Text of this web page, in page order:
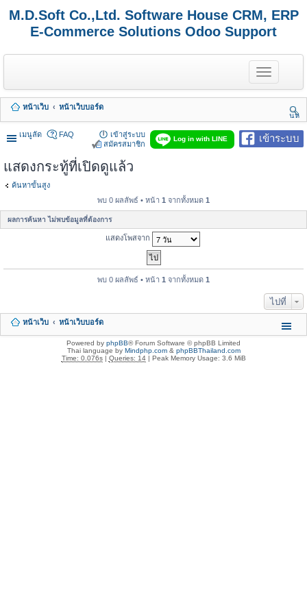
M.D.Soft Co.,Ltd. Software House CRM, ERP
E-Commerce Solutions Odoo Support
T
o
g
e
n
a
n
หน้าเว็บ
หน้าเว็บบอร์ด
นห
า
เมนูลัด
เข้าระบบ
Log in with LINE
FAQ
เข้าสู่ระบบ
สมัครสมาชิก
แสดงกระทู้ที่เปิดดูแล้ว
ค้นหาขั้นสูง
พบ 0 ผลลัพธ์ • หน้า 1 จากทั้งหมด 1
ผลการค้นหา ไม่พบข้อมูลที่ต้องการ
แสดงโพสจาก
พบ 0 ผลลัพธ์ • หน้า 1 จากทั้งหมด 1
ไปที่
หน้าเว็บ หน้าเว็บบอร์ด
Powered by phpBB® Forum Software © phpBB Limited
Thai language by Mindphp.com& phpBBThailand.com
Time: 0.076s| Queries: 14| Peak Memory Usage: 3.6 MiB